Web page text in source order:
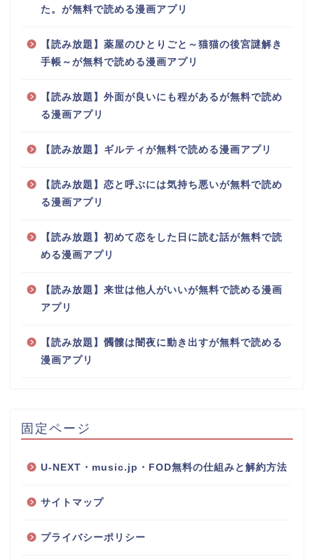
た。が無料で読める漫画アプリ
【読み放題】薬屋のひとりごと～猫猫の後宮謎解き
手帳～が無料で読める漫画アプリ
【読み放題】外面が良いにも程があるが無料で読め
る漫画アプリ
【読み放題】ギルティが無料で読める漫画アプリ
【読み放題】恋と呼ぶには気持ち悪いが無料で読め
る漫画アプリ
【読み放題】初めて恋をした日に読む話が無料で読
める漫画アプリ
【読み放題】来世は他人がいいが無料で読める漫画
アプリ
【読み放題】髑髏は闇夜に動き出すが無料で読める
漫画アプリ
固定ページ
U-NEXT・music.jp・FOD無料の仕組みと解約方法
サイトマップ
プライバシーポリシー